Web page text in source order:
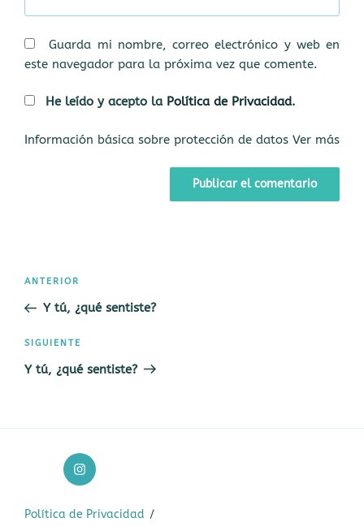
Guarda mi nombre, correo electrónico y web en
este navegador para la próxima vez que comente.
He leído y acepto la Política de Privacidad.
Información básica sobre protección de datos Ver más
Navegación
entradas
Entrada
anterior:
ANTERIOR
Y tú, ¿qué sentiste?
Siguiente
entrada
SIGUIENTE
Y tú, ¿qué sentiste?
Página
de
Política de Privacidad